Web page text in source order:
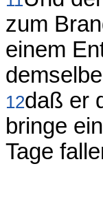
zum
einem
12daß er
bringe
Tage